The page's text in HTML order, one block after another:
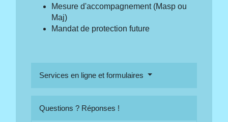
Mesure d'accompagnement (Masp ou
Maj)
Mandat de protection future
Services en ligne et formulaires
Questions ? Réponses !